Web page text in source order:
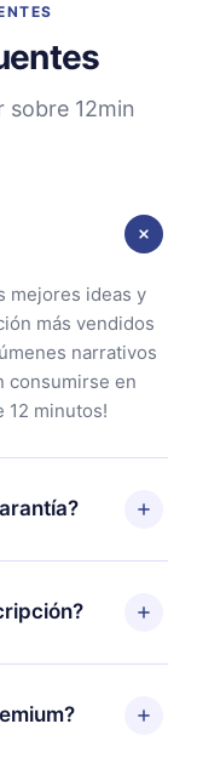
sobre 12min
mejores ideas y
más vendidos
narrativos
consumirse en
12 minutos!
y comenzar a
razón no
simplemente
valor. Recibirás
del próximo
decides
después de